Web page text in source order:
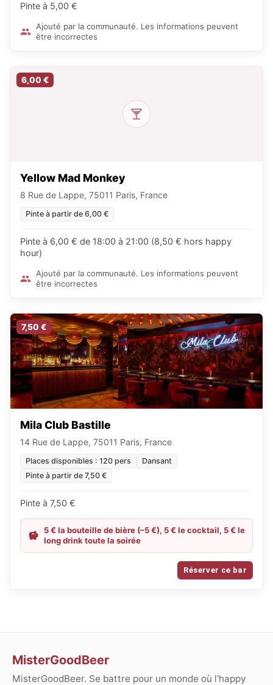
Pinte à 5,00 €
Ajouté par la communauté. Les informations peuvent
être incorrectes
6,00 €
Yellow Mad Monkey
8 Rue de Lappe, 75011 Paris, France
Pinte à partir de 6,00 €
Pinte à 6,00 € de 18:00 à 21:00 (8,50 € hors happy
hour)
Ajouté par la communauté. Les informations peuvent
être incorrectes
7,50 €
Mila Club Bastille
14 Rue de Lappe, 75011 Paris, France
Places disponibles : 120 pers
Dansant
Pinte à partir de 7,50 €
Pinte à 7,50 €
5 € la bouteille de bière (–5 €), 5 € le cocktail, 5 € le
long drink toute la soirée
Réserver ce bar
MisterGoodBeer
MisterGoodBeer. Se battre pour un monde où l'happy